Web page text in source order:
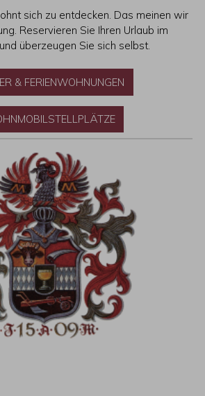
sich zu entdecken. Das meinen wir
Reservieren Sie Ihren Urlaub im
überzeugen Sie sich selbst.
& FERIENWOHNUNGEN